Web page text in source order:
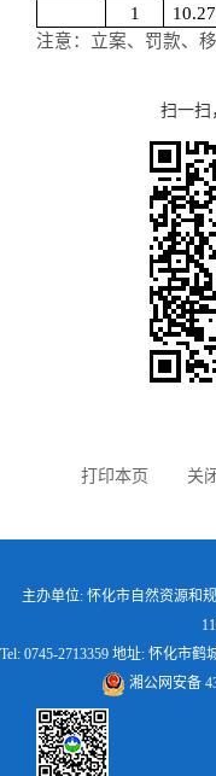
1
注意：立案、罚款、
扫一扫
打印本页 关
主办单位: 怀化市自然资源和
Tel: 0745-2713359 地址: 怀化市鹤
湘公网安备